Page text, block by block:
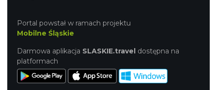
Portal powstał w ramach projektu
Mobilne Śląskie
Darmowa aplikacja SLASKIE.travel dostępna na
platformach